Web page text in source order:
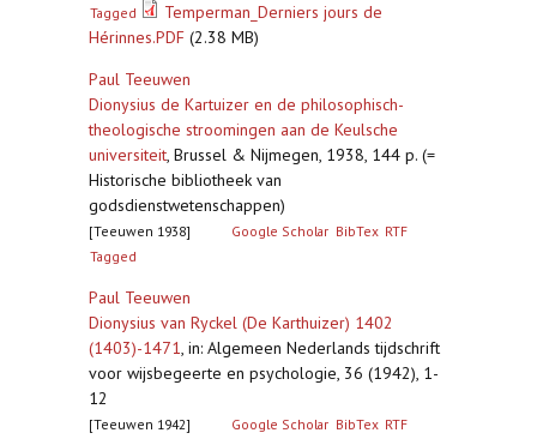
Tagged
Temperman_Derniers jours de
Hérinnes.PDF (2.38 MB)
Paul Teeuwen
Dionysius de Kartuizer en de philosophisch-
theologische stroomingen aan de Keulsche
universiteit, Brussel & Nijmegen, 1938, 144 p. (=
Historische bibliotheek van
godsdienstwetenschappen)
[Teeuwen 1938] Google Scholar BibTex RTF
Tagged
Paul Teeuwen
Dionysius van Ryckel (De Karthuizer) 1402
(1403)-1471, in: Algemeen Nederlands tijdschrift
voor wijsbegeerte en psychologie, 36 (1942), 1-
12
[Teeuwen 1942] Google Scholar BibTex RTF